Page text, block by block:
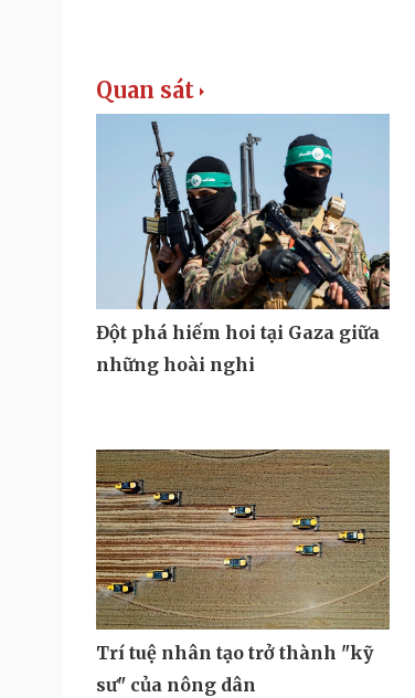
Quan sát
Đột phá hiếm hoi tại Gaza giữa
những hoài nghi
Trí tuệ nhân tạo trở thành "kỹ
sư" của nông dân